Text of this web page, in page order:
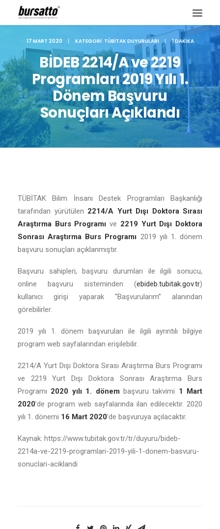
17 MART 2020 | KATEGORI: TÜBITAK DUYURULARI | 1 DAKIKA
BİDEB 2214/A ve 2219
Programları 2019 Yılı 1.
Dönem Başvuru
Sonuçları Açıklandı
TÜBİTAK Bilim İnsanı Destek Programları Başkanlığı
tarafından yürütülen 2214/A Yurt Dışı Doktora Sırası
Araştırma Burs Programı ve 2219 Yurt Dışı Doktora
Sonrası Araştırma Burs Programı 2019 yılı 1. dönem
başvuru sonuçları açıklanmıştır.
Başvuru sahipleri, başvuru durumları ile ilgili sonucu,
online başvuru sisteminden (ebideb.tubitak.gov.tr)
kullanıcı girişi yaparak “Başvurularım” alanından
görebilirler.
2019 yılı 1. dönem başvuruları ile ilgili ayrıntılı bilgiye
program web sayfalarından erişilebilir.
2214/A Yurt Dışı Doktora Sırası Araştırma Burs Programı
ve 2219 Yurt Dışı Doktora Sonrası Araştırma Burs
Programı 2020 yılı 1. dönem başvuru takvimi 1 Mart
2020’de program web sayfalarında ilan edilecektir. 2020
yılı 1. dönemi 16 Mart 2020’de başvuruya açılacaktır.
Kaynak: https://www.tubitak.gov.tr/tr/duyuru/bideb-
2214a-ve-2219-programlari-2019-yili-1-donem-basvuru-
sonuclari-aciklandi